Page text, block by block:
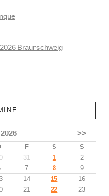
Braunschweig
>>
F S
S
31 1
2
7 8
9
14 15
16
21 22
23